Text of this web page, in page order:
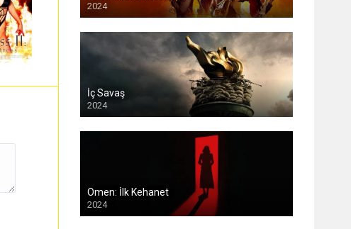
2024
İç Savaş
2024
Omen: İlk Kehanet
2024